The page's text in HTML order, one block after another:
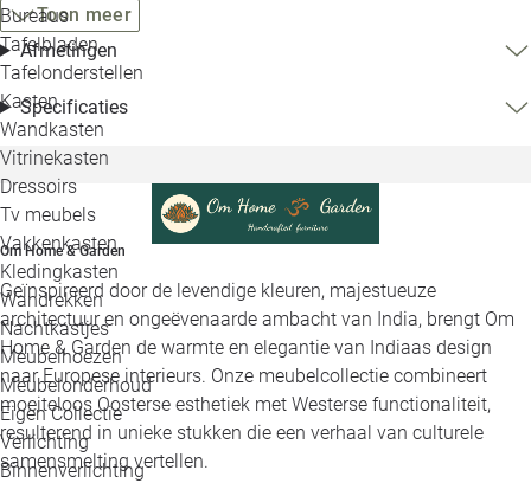
Bureaus
Tafelbladen
Tafelonderstellen
Kasten
Wandkasten
Vitrinekasten
Dressoirs
Tv meubels
Vakkenkasten
Kledingkasten
Wandrekken
Nachtkastjes
Meubelhoezen
Meubelonderhoud
Eigen Collectie
Verlichting
Binnenverlichting
Alle
Toon meer
Afmetingen
Specificaties
Om Home & Garden
Geïnspireerd door de levendige kleuren, majestueuze
architectuur en ongeëvenaarde ambacht van India, brengt Om
Home & Garden de warmte en elegantie van Indiaas design
naar Europese interieurs. Onze meubelcollectie combineert
moeiteloos Oosterse esthetiek met Westerse functionaliteit,
resulterend in unieke stukken die een verhaal van culturele
samensmelting vertellen.